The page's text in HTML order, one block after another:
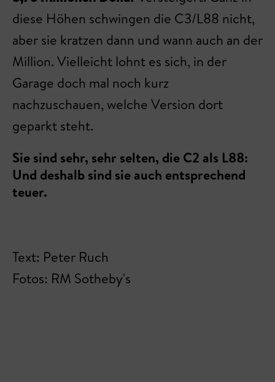
diese Höhen schwingen die C3/L88 nicht,
aber sie kratzen dann und wann auch an der
Million. Vielleicht lohnt es sich, in der
Garage doch mal noch kurz
nachzuschauen, welche Version dort
geparkt steht.
Sie sind sehr, sehr selten, die C2 als L88:
Und deshalb sind sie auch entsprechend
teuer.
Text: Peter Ruch
Fotos: RM Sotheby's